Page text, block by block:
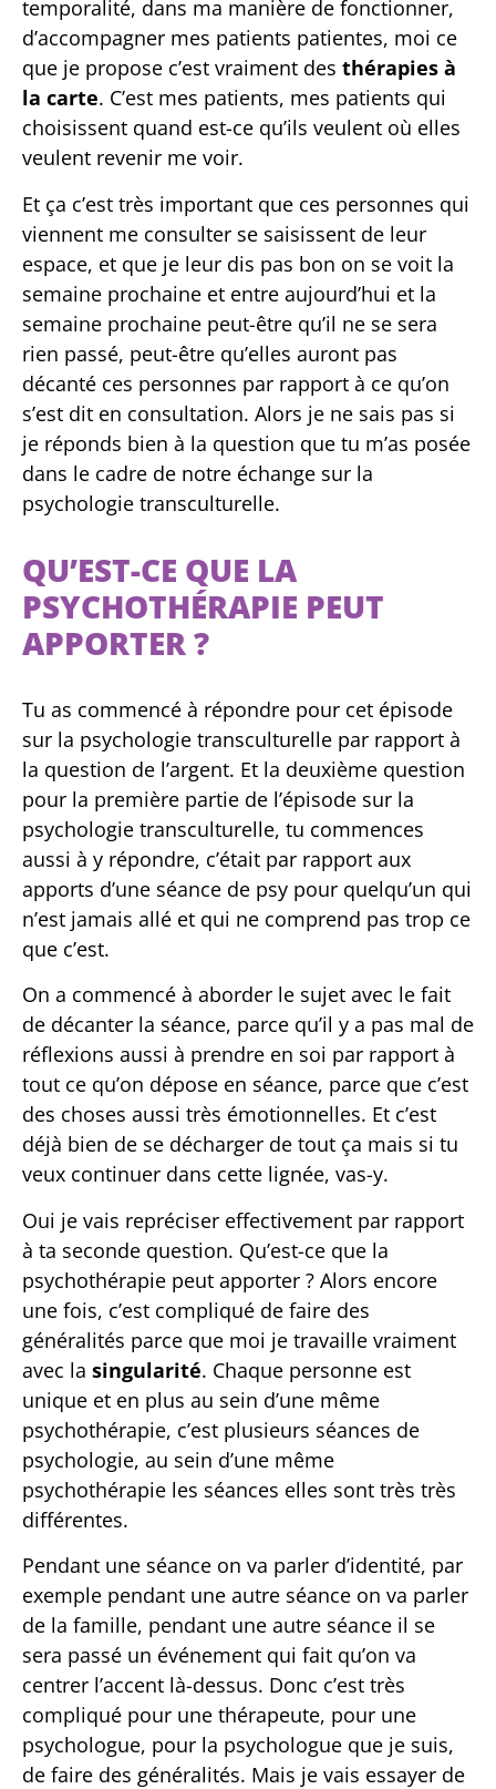
temporalité, dans ma manière de fonctionner,
d’accompagner mes patients patientes, moi ce
que je propose c’est vraiment des thérapies à
la carte. C’est mes patients, mes patients qui
choisissent quand est-ce qu’ils veulent où elles
veulent revenir me voir.
Et ça c’est très important que ces personnes qui
viennent me consulter se saisissent de leur
espace, et que je leur dis pas bon on se voit la
semaine prochaine et entre aujourd’hui et la
semaine prochaine peut-être qu’il ne se sera
rien passé, peut-être qu’elles auront pas
décanté ces personnes par rapport à ce qu’on
s’est dit en consultation. Alors je ne sais pas si
je réponds bien à la question que tu m’as posée
dans le cadre de notre échange sur la
psychologie transculturelle.
QU’EST-CE QUE LA
PSYCHOTHÉRAPIE PEUT
APPORTER ?
Tu as commencé à répondre pour cet épisode
sur la psychologie transculturelle par rapport à
la question de l’argent. Et la deuxième question
pour la première partie de l’épisode sur la
psychologie transculturelle, tu commences
aussi à y répondre, c’était par rapport aux
apports d’une séance de psy pour quelqu’un qui
n’est jamais allé et qui ne comprend pas trop ce
que c’est.
On a commencé à aborder le sujet avec le fait
de décanter la séance, parce qu’il y a pas mal de
réflexions aussi à prendre en soi par rapport à
tout ce qu’on dépose en séance, parce que c’est
des choses aussi très émotionnelles. Et c’est
déjà bien de se décharger de tout ça mais si tu
veux continuer dans cette lignée, vas-y.
Oui je vais repréciser effectivement par rapport
à ta seconde question. Qu’est-ce que la
psychothérapie peut apporter ? Alors encore
une fois, c’est compliqué de faire des
généralités parce que moi je travaille vraiment
avec la singularité. Chaque personne est
unique et en plus au sein d’une même
psychothérapie, c’est plusieurs séances de
psychologie, au sein d’une même
psychothérapie les séances elles sont très très
différentes.
Pendant une séance on va parler d’identité, par
exemple pendant une autre séance on va parler
de la famille, pendant une autre séance il se
sera passé un événement qui fait qu’on va
centrer l’accent là-dessus. Donc c’est très
compliqué pour une thérapeute, pour une
psychologue, pour la psychologue que je suis,
de faire des généralités. Mais je vais essayer de